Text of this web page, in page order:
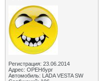
Регистрация: 23.06.2014
Адрес: ОРЕНбург
Автомобиль: LADA VESTA SW